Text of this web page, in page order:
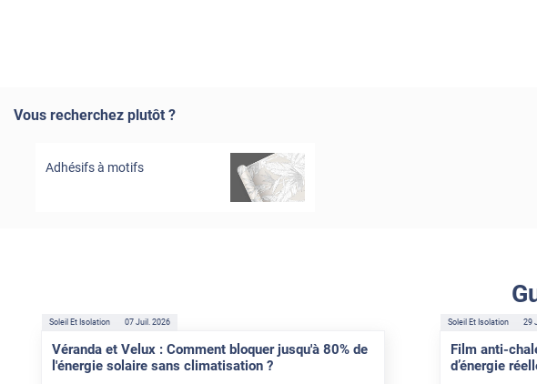
Vous recherchez plutôt ?
Adhésifs à motifs
Soleil Et Isolation 07 Juil. 2026
Véranda et Velux : Comment bloquer jusqu'à 80% de
l'énergie solaire sans climatisation ?
Soleil Et Isolation 29
Film anti-
d’énergie